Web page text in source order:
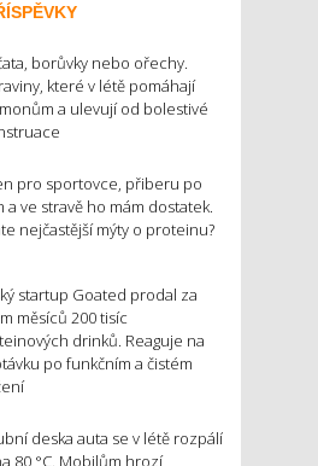
borůvky nebo ořechy.
které v létě pomáhají
a ulevují od bolestivé
pro sportovce, přiberu po
a ve stravě ho mám dostatek.
nejčastější mýty o proteinu?
startup Goated prodal za
měsíců 200 tisíc
drinků. Reaguje na
po funkčním a čistém
deska auta se v létě rozpálí
80 °C. Mobilům hrozí